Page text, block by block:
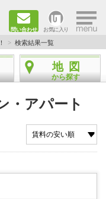
問い合わせ お気に入り ×
検索結果一覧
地図
から探す
・アパート